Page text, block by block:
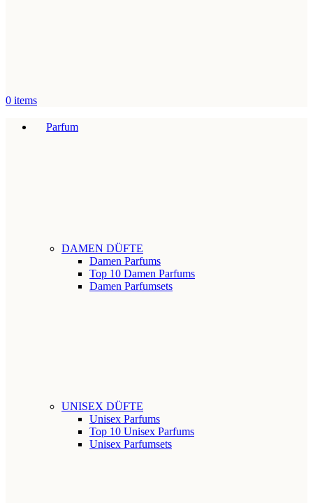
0 items
Parfum
DAMEN DÜFTE
Damen Parfums
Top 10 Damen Parfums
Damen Parfumsets
UNISEX DÜFTE
Unisex Parfums
Top 10 Unisex Parfums
Unisex Parfumsets